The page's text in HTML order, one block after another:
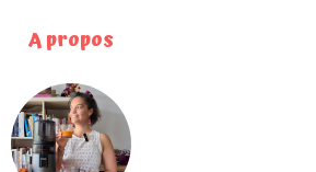
A propos